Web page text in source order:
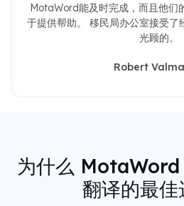
MotaWord能及时完成，而且他们
于提供帮助。 移民局办公室接受了
光顾的。
Robert
为什么 MotaWord
翻译的最佳